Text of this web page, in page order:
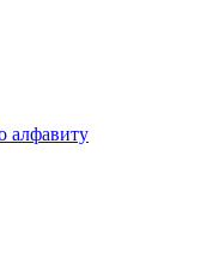
алфавиту